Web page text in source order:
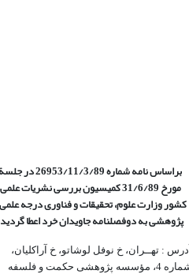
براساس نامه شماره 26953/11/3/89 در
مورخ 31/6/89 کمیسیون
بررسی نشریات علمی
کشور وزارت علوم، تحقیقات و فناوری درجه
پژوهشیبه دوفصلنامه جاویدان خرد اعطا
آدرس : تهــران، خ نوفل لوشاتو، خ آراکلیان،
شماره 4،‌ مؤسسه پژوهشی حکمت و فلسفه